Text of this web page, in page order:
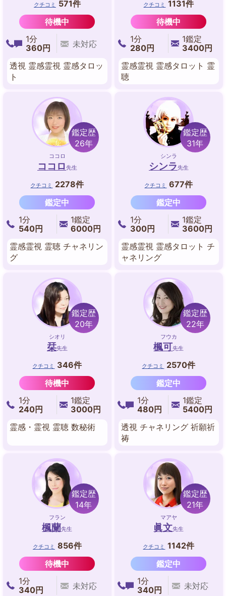
クチコミ
571件
待機中
1分
360円
未対応
透視 霊感霊視 霊感タロッ
ト
クチコミ
1131件
待機中
1分
280円
1鑑定
3400円
霊感霊視 霊感タロット 霊
聴
鑑定歴
26年
ココロ
ココロ先生
クチコミ
2278件
鑑定中
1分
540円
1鑑定
6000円
霊感霊視 霊聴 チャネリン
グ
鑑定歴
31年
シンラ
シンラ先生
クチコミ
677件
鑑定中
1分
300円
1鑑定
3600円
霊感霊視 霊感タロット チ
ャネリング
鑑定歴
20年
シオリ
栞先生
クチコミ
346件
待機中
1分
240円
1鑑定
3000円
霊感・霊視 霊聴 数秘術
鑑定歴
22年
フウカ
楓可先生
クチコミ
2570件
鑑定中
1分
480円
1鑑定
5400円
透視 チャネリング 祈願祈
祷
鑑定歴
14年
フラン
楓蘭先生
クチコミ 856件
待機中
1分
340円
未対応
鑑定歴
21年
マアヤ
眞文先生
クチコミ
1142件
鑑定中
1分
340円
未対応